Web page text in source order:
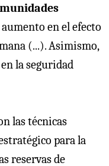
en el efecto
(...). Asimismo,
la seguridad
las técnicas
para la
reservas de